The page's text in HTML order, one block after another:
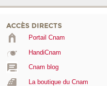
ACCÈS DIRECTS
Portail Cnam
HandiCnam
Cnam blog
La boutique du Cnam